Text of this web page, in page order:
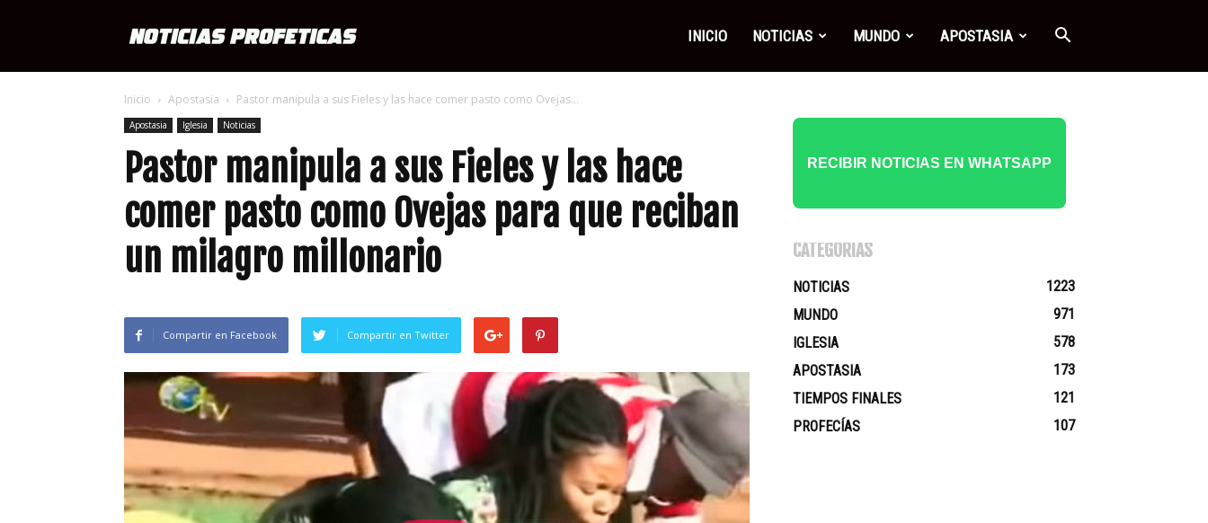
Proféticas
INICIO NOTICIAS MUNDO APOSTASIA
Inicio Apostasia Pastor manipula a sus Fieles y las hace comer pasto como Ovejas...
Apostasia Iglesia Noticias
Pastor manipula a sus Fieles y las hace
comer pasto como Ovejas para que reciban
un milagro millonario
Compartir en Facebook Compartir en Twitter
RECIBIR NOTICIAS EN WHATSAPP
CATEGORÍAS
NOTICIAS
1223
MUNDO
971
IGLESIA
578
APOSTASIA
173
TIEMPOS FINALES
121
PROFECÍAS
107